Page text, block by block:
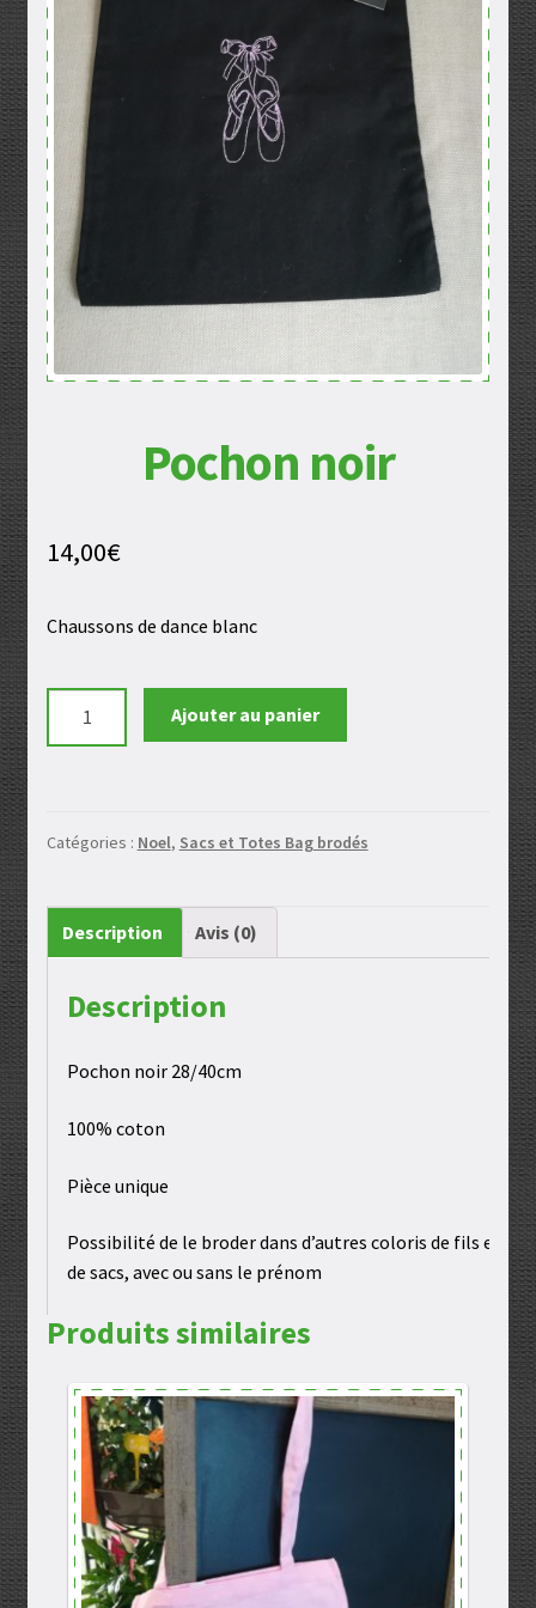
Mentions légales
Mon compte
Panier
Politique de confidentialité
Validation de la commande
Pochon noir
14,00€
Chaussons de dance blanc
Ajouter au panier
Catégories : Noel, Sacs et Totes Bag brodés
Description Avis (0)
Description
Pochon noir 28/40cm
100% coton
Pièce unique
Possibilité de le broder dans d’autres coloris de fils et
de sacs, avec ou sans le prénom
Produits similaires